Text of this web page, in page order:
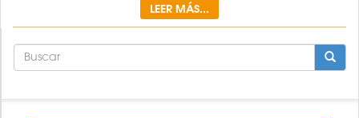
LEER MÁS...
FORMULARIO
DE